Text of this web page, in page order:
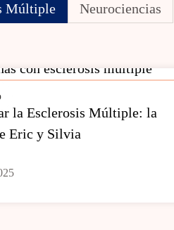
Múltiple Neurociencias
la Esclerosis Múltiple: la
Eric y Silvia